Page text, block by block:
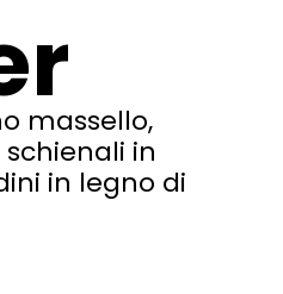
massello,
in
in legno di